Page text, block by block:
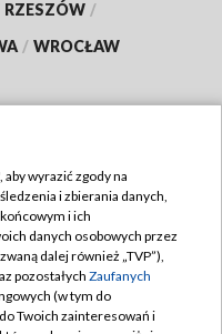
RZESZÓW /
/ WROCŁAW
TVP
wyrazić zgody na
i zbierania danych,
i ich
danych osobowych przez
dalej również „TVP”),
pozostałych Zaufanych
(w tym do
Twoich zainteresowań i